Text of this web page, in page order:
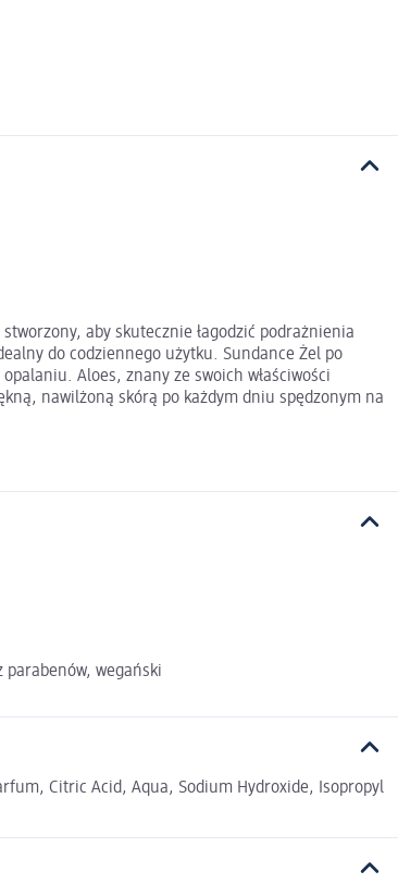
aby skutecznie łagodzić podrażnienia
do codziennego użytku. Sundance Żel po
Aloes, znany ze swoich właściwości
nawilżoną skórą po każdym dniu spędzonym na
wegański
Citric Acid, Aqua, Sodium Hydroxide, Isopropyl